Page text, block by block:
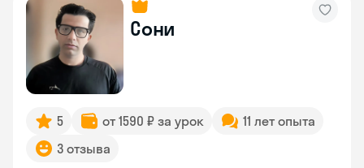
Сони
5 от 1590 ₽ за урок
11 лет опыта
3 отзыва